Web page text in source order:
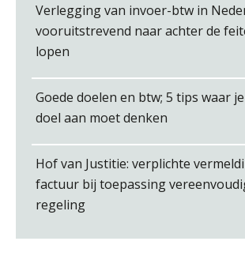
Roger van de
Verlegging van invoer-btw in
vooruitstrevend naar achter de
lopen
Goede doelen en btw; 5 tips waar
doel aan moet denken
Hof van Justitie: verplichte
factuur bij toepassing
regeling